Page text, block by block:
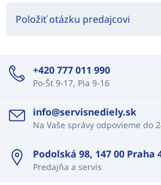
Položiť otázku predajcovi
+420 777 011 990
Po-Št 9-17, Pia 9-16
info@servisnediely.sk
Na Vaše správy odpovieme do
Podolská 98, 147 00 Praha
Predajňa a servis